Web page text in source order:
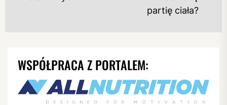
partię ciała?
WSPÓŁPRACA Z PORTALEM: